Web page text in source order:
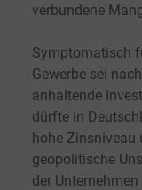
verbundene
Symptomatisch
Gewerbe sei
anhaltende
dürfte in
hohe Zinsniveau
geopolitische
der